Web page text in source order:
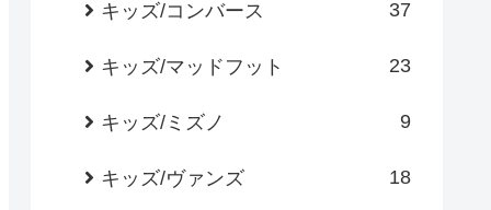
キッズ/コンバース 37
キッズ/マッドフット 23
キッズ/ミズノ 9
キッズ/ヴァンズ 18